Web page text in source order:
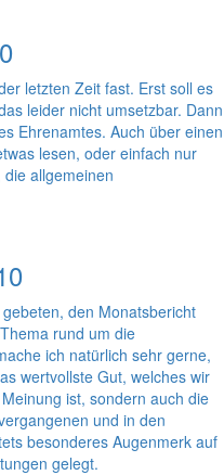
letzten Zeit fast. Erst soll es
leider nicht umsetzbar. Dann
Ehrenamtes. Auch über einen
lesen, oder einfach nur
allgemeinen
den Monatsbericht
rund um die
ich natürlich sehr gerne,
wertvollste Gut, welches wir
ist, sondern auch die
und in den
besonderes Augenmerk auf
gelegt.